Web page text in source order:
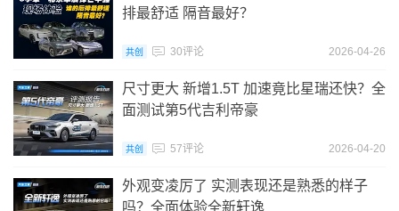
排最舒适 隔音最好？
共创 30评论 2026-04-26
尺寸更大 新增1.5T 加速竟比星瑞还快？全
面测试第5代吉利帝豪
共创 57评论 2026-04-20
外观变凌厉了 实测表现还是熟悉的样子
吗？全面体验全新轩逸